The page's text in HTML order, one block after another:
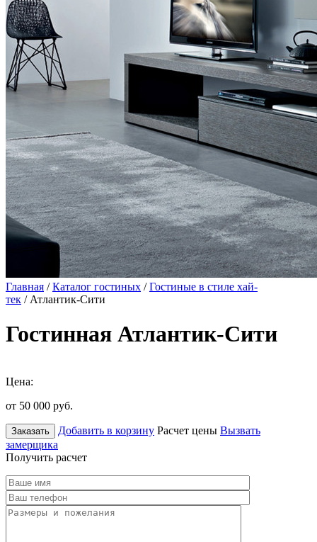
Главная /Каталог гостиных /Гостиные в стиле хай-
тек / Атлантик-Сити
Гостинная Атлантик-Сити
Цена:
от 50 000 руб.
Заказать Добавить в корзину Расчет цены Вызвать
замерщика
Получить расчет